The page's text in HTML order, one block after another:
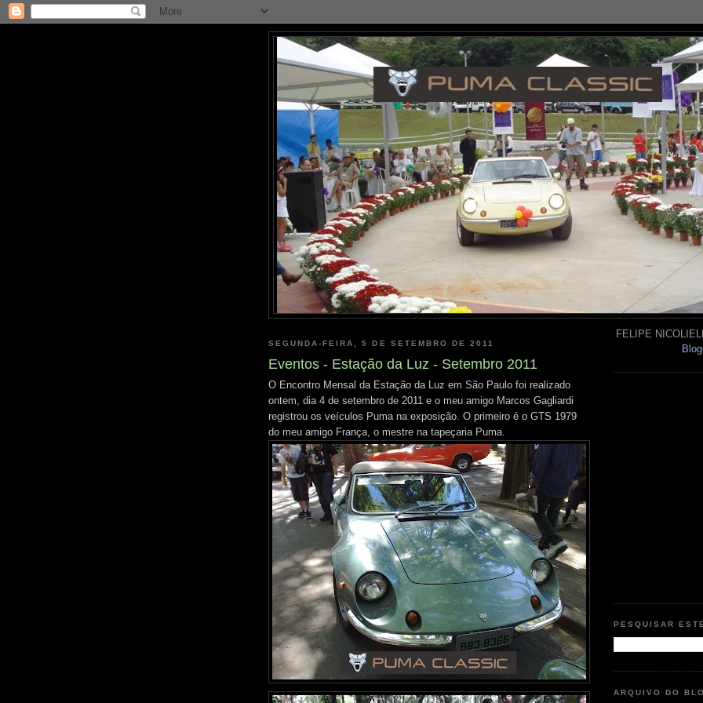
SEGUNDA-FEIRA, 5 DE SETEMBRO DE 2011
Eventos - Estação da Luz - Setembro 2011
O Encontro Mensal da Estação da Luz em São Paulo foi realizado
ontem, dia 4 de setembro de 2011 e o meu amigo Marcos Gagliardi
registrou os veículos Puma na exposição. O primeiro é o GTS 1979
do meu amigo França, o mestre na tapeçaria Puma.
FELIPE
PESQUISAR
ARQUIVO DO